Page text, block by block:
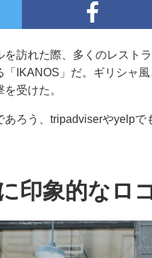
を訪れた際、多くのレスト
IKANOS」だ。ギリシャ
受けた。
ろう、tripadviserやyelpで
印象的なロ